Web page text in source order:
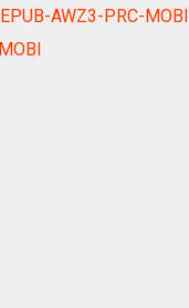
AWZ3-PRC-MOBI